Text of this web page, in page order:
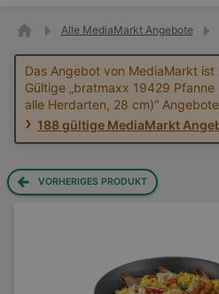
Alle MediaMarkt Angebote
Das Angebot von MediaMarkt
Gültige „bratmaxx 19429
alle Herdarten, 28 cm)“ Angebote
188 gültige MediaMarkt
VORHERIGES PRODUKT